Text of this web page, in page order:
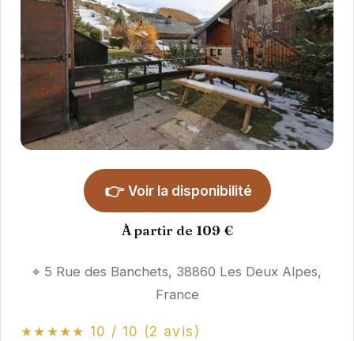
👉 Voir la disponibilité
À partir de 109 €
5 Rue des Banchets, 38860 Les Deux Alpes,
France
★★★★★ 10 / 10 (2 avis)